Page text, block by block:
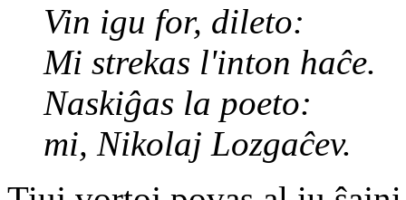
Vin igu for, dileto:
Mi strekas l'inton haĉe.
Naskiĝas la poeto:
mi, Nikolaj Lozgaĉev.